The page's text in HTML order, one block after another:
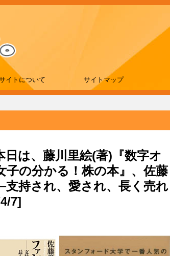
イトについて サイトマップ
日は、藤川里絵(著)『数字オ
の分かる！株の本』、佐藤
持され、愛され、長く売れ
7]